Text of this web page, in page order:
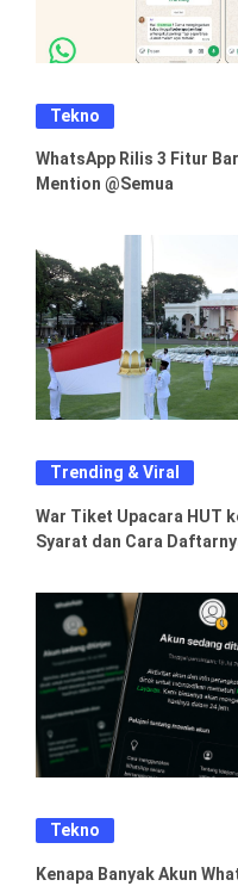
Tekno
WhatsApp Rilis 3 Fitur
Mention @Semua
Trending & Viral
War Tiket Upacara HUT
Syarat dan Cara
Tekno
Kenapa Banyak Akun